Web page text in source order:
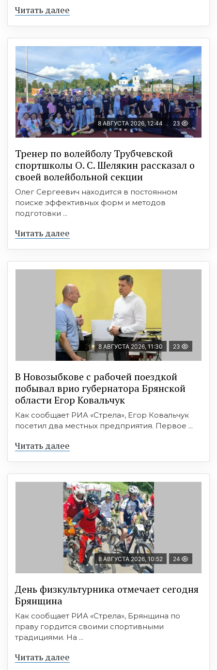
Читать далее
8 АВГУСТА 2026, 12:44 23
Тренер по волейболу Трубчевской
спортшколы О. С. Шелякин рассказал о
своей волейбольной секции
Олег Сергеевич находится в постоянном
поиске эффективных форм и методов
подготовки ...
Читать далее
8 АВГУСТА 2026, 11:30 23
В Новозыбкове с рабочей поездкой
побывал врио губернатора Брянской
области Егор Ковальчук
Как сообщает РИА «Стрела», Егор Ковальчук
посетил два местных предприятия. Первое ...
Читать далее
8 АВГУСТА 2026, 10:52 24
День физкультурника отмечает сегодня
Брянщина
Как сообщает РИА «Стрела», Брянщина по
праву гордится своими спортивными
традициями. На ...
Читать далее